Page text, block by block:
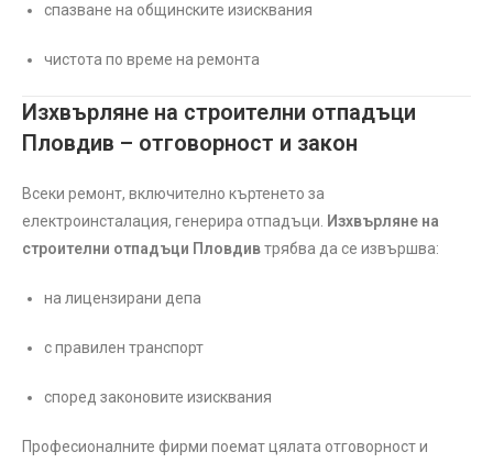
спазване на общинските изисквания
чистота по време на ремонта
Изхвърляне на строителни отпадъци
Пловдив – отговорност и закон
Всеки ремонт, включително къртенето за
електроинсталация, генерира отпадъци. Изхвърляне на
строителни отпадъци Пловдивтрябва да се извършва:
на лицензирани депа
с правилен транспорт
според законовите изисквания
Професионалните фирми поемат цялата отговорност и